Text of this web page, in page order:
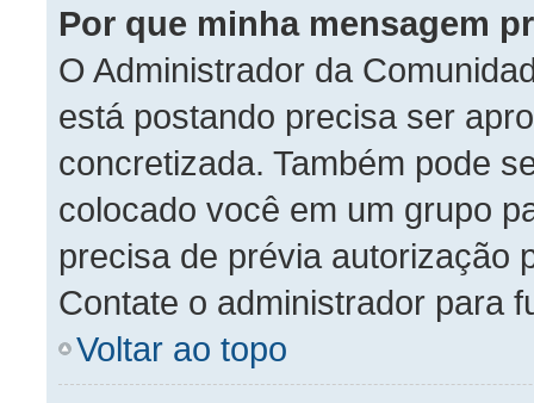
Por que minha mensagem
O Administrador da
está postando precisa ser
concretizada. Também pode
colocado você em um grupo
precisa de prévia autorização
Contate o administrador para
Voltar ao topo